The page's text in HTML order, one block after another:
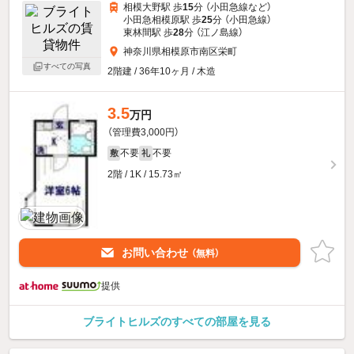
すべての写真
相模大野駅 歩15分 （小田急線など）
小田急相模原駅 歩25分 （小田急線）
東林間駅 歩28分 （江ノ島線）
神奈川県相模原市南区栄町
2階建 / 36年10ヶ月 / 木造
3.5万円
（管理費3,000円）
敷 不要 礼 不要
2階 / 1K / 15.73㎡
お問い合わせ （無料）
提供
ブライトヒルズのすべての部屋を見る